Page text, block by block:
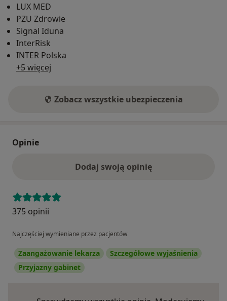
LUX MED
PZU Zdrowie
Signal Iduna
InterRisk
INTER Polska
+5 więcej
Zobacz wszystkie ubezpieczenia
Opinie
Dodaj swoją opinię
375 opinii
Najczęściej wymieniane przez pacjentów
Zaangażowanie lekarza
Szczegółowe wyjaśnienia
Przyjazny gabinet